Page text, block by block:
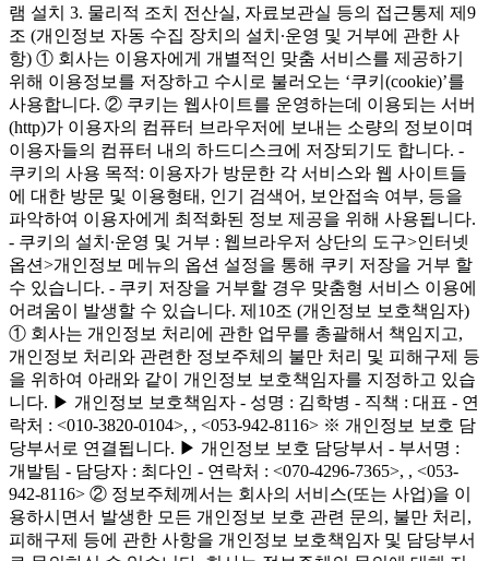
램 설치 3. 물리적 조치 전산실, 자료보관실 등의 접근통제 제9
조 (개인정보 자동 수집 장치의 설치∙운영 및 거부에 관한 사
항) ① 회사는 이용자에게 개별적인 맞춤 서비스를 제공하기
위해 이용정보를 저장하고 수시로 불러오는 ‘쿠키(cookie)’를
사용합니다. ② 쿠키는 웹사이트를 운영하는데 이용되는 서버
(http)가 이용자의 컴퓨터 브라우저에 보내는 소량의 정보이며
이용자들의 컴퓨터 내의 하드디스크에 저장되기도 합니다. -
쿠키의 사용 목적: 이용자가 방문한 각 서비스와 웹 사이트들
에 대한 방문 및 이용형태, 인기 검색어, 보안접속 여부, 등을
파악하여 이용자에게 최적화된 정보 제공을 위해 사용됩니다.
- 쿠키의 설치∙운영 및 거부 : 웹브라우저 상단의 도구>인터넷
옵션>개인정보 메뉴의 옵션 설정을 통해 쿠키 저장을 거부 할
수 있습니다. - 쿠키 저장을 거부할 경우 맞춤형 서비스 이용에
어려움이 발생할 수 있습니다. 제10조 (개인정보 보호책임자)
① 회사는 개인정보 처리에 관한 업무를 총괄해서 책임지고,
개인정보 처리와 관련한 정보주체의 불만 처리 및 피해구제 등
을 위하여 아래와 같이 개인정보 보호책임자를 지정하고 있습
니다. ▶ 개인정보 보호책임자 - 성명 : 김학병 - 직책 : 대표 - 연
락처 : <010-3820-0104>, , <053-942-8116> ※ 개인정보 보호 담
당부서로 연결됩니다. ▶ 개인정보 보호 담당부서 - 부서명 :
개발팀 - 담당자 : 최다인 - 연락처 : <070-4296-7365>, , <053-
942-8116> ② 정보주체께서는 회사의 서비스(또는 사업)을 이
용하시면서 발생한 모든 개인정보 보호 관련 문의, 불만 처리,
피해구제 등에 관한 사항을 개인정보 보호책임자 및 담당부서